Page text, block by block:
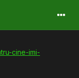
cine-imi-